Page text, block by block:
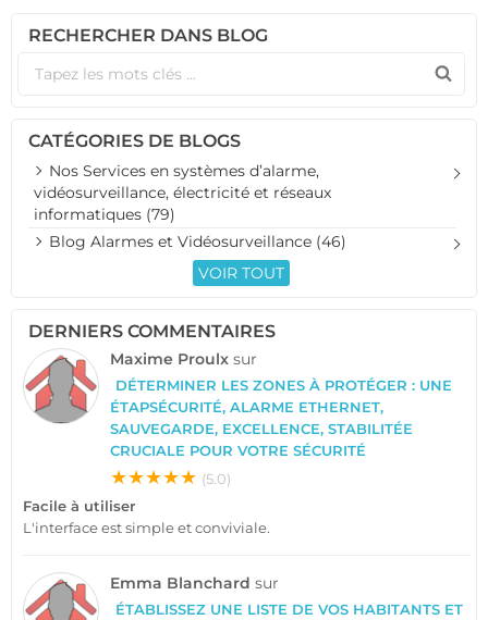
RECHERCHER DANS BLOG
CATÉGORIES DE BLOGS
Nos Services en systèmes d’alarme,
vidéosurveillance, électricité et réseaux
informatiques (79)
Blog Alarmes et Vidéosurveillance (46)
VOIR TOUT
DERNIERS COMMENTAIRES
Maxime Proulx sur
DÉTERMINER LES ZONES À PROTÉGER : UNE
ÉTAPSÉCURITÉ, ALARME ETHERNET,
SAUVEGARDE, EXCELLENCE, STABILITÉE
CRUCIALE POUR VOTRE SÉCURITÉ
★★★★★ (5.0)
Facile à utiliser
L'interface est simple et conviviale.
Emma Blanchard sur
ÉTABLISSEZ UNE LISTE DE VOS HABITANTS ET